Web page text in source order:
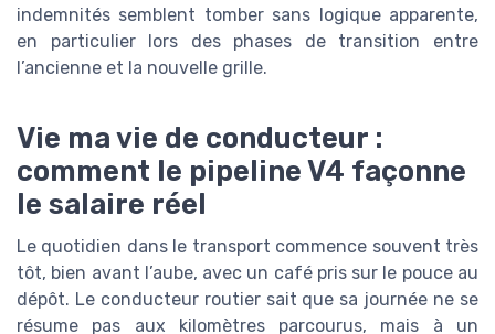
indemnités semblent tomber sans logique apparente,
en particulier lors des phases de transition entre
l’ancienne et la nouvelle grille.
Vie ma vie de conducteur :
comment le pipeline V4 façonne
le salaire réel
Le quotidien dans le transport commence souvent très
tôt, bien avant l’aube, avec un café pris sur le pouce au
dépôt. Le conducteur routier sait que sa journée ne se
résume pas aux kilomètres parcourus, mais à un